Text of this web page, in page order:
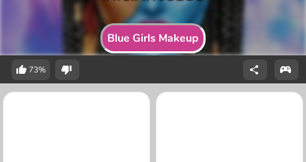
Blue Girls Makeup
73%